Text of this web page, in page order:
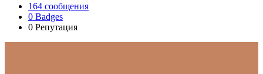
164 сообщения
0 Badges
0 Репутация